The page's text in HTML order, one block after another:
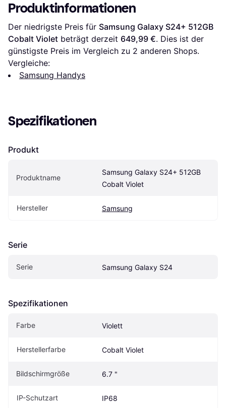
Produktinformationen
Der niedrigste Preis für Samsung Galaxy S24+ 512GB
Cobalt Violet beträgt derzeit 649,99 €. Dies ist der
günstigste Preis im Vergleich zu 2 anderen Shops.
Vergleiche:
Samsung Handys
Spezifikationen
Produkt
Produktname
Samsung Galaxy S24+ 512GB
Cobalt Violet
Hersteller Samsung
Serie
Serie Samsung Galaxy S24
Spezifikationen
Farbe Violett
Herstellerfarbe Cobalt Violet
Bildschirmgröße 6.7 "
IP-Schutzart IP68